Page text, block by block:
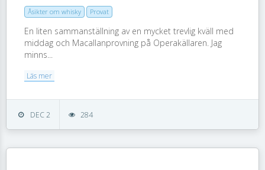
Åsikter om whisky Provat
En liten sammanställning av en mycket trevlig kväll med
middag och Macallanprovning på Operakällaren. Jag
minns...
Läs mer
DEC 2 284